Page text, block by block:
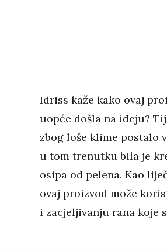
Idriss kaže kako ovaj
uopće došla na ideju?
zbog loše klime postalo
u tom trenutku bila je
osipa od pelena. Kao
ovaj proizvod može
i zacjeljivanju rana koje